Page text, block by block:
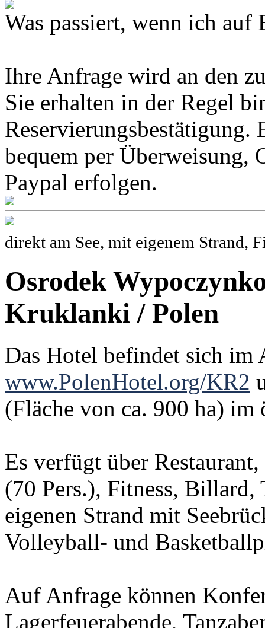
Was passiert, wenn ich
Ihre Anfrage wird an den
Sie erhalten in der Regel
Reservierungsbestätigung.
bequem per Überweisung,
Paypal erfolgen.
direkt am See, mit eigenem Strand,
Osrodek
Kruklanki / Polen
Das Hotel befindet sich im
www.PolenHotel.org/KR2
(Fläche von ca. 900 ha) im
Es verfügt über
(70 Pers.), Fitness,
eigenen Strand mit
Volleyball- und
Auf Anfrage können
Lagerfeuerabende,